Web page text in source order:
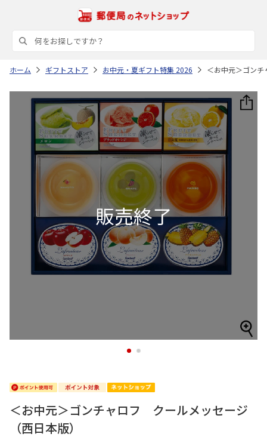
ホーム ギフトストア お中元・夏ギフト特集 2026 ＜お中元＞ゴン
1 2
＜お中元＞ゴンチャロフ クールメッセージ
（西日本版）